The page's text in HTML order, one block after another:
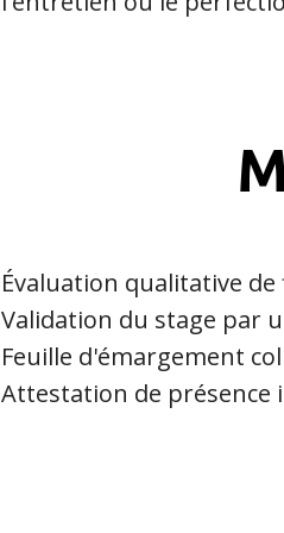
Évaluation qualitative de
Validation du stage par
Feuille d'émargement
Attestation de présence